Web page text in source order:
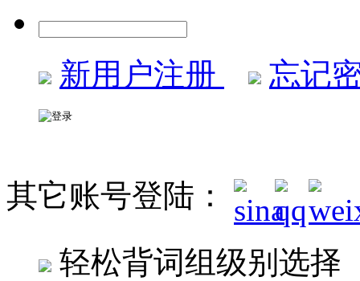
新用户注册 忘记
其它账号登陆：
轻松背词组级别选择